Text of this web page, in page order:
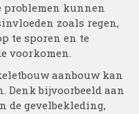
problemen kunnen
zoals regen,
te sporen en te
voorkomen.
aanbouw kan
Denk bijvoorbeeld aan
de gevelbekleding,